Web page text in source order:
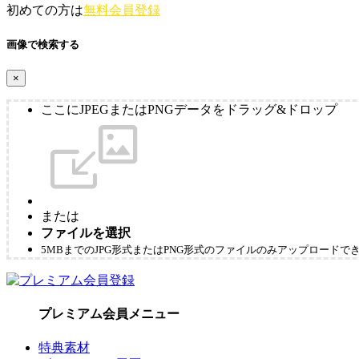
初めての方は無料会員登録
画像で検索する
×
ここにJPEGまたはPNGデータをドラッグ&ドロップ
または
ファイルを選択
5MBまでのJPG形式またはPNG形式のファイルのみアップロードで
プレミアム会員メニュー
特典素材